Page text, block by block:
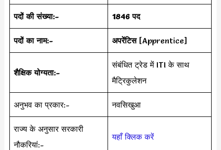
पदों की संख्या:- 1846 पद
पदों का नाम:- अपरेंटिस[Apprentice]
शैक्षिक योग्यता:-
संबंधित ट्रेड में ITI के साथ
मैट्रिकुलेशन
अनुभव का प्रकार:- नवसिखुआ
राज्य के अनुसार सरकारी
नौकरियां:-
यहाँ क्लिक करें